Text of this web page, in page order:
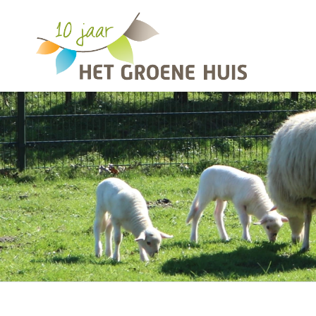
Overslaan en naar de inhoud gaan